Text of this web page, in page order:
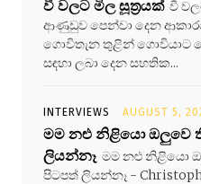
වී වලට මිල සූත්‍රයක් වී
ආණුඩුව පෙන්වා දෙන
ගොවිතැන තුළින් ගොවියාට
සඳහා ලබා දෙන සහතික...
INTERVIEWS AUGUST 5,
මම නළු නිළියො ඔලුවෙ
ලියන්නෑ මම නළු නිළියො
පිටපත් ලියන්නෑ -